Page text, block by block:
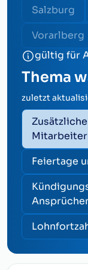
Salzburg
Vorarlberg
gültig für
Thema
zuletzt
Feiertage